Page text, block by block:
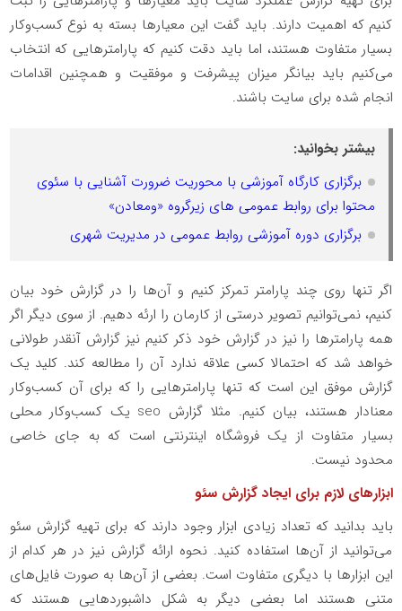
کنیم که اهمیت دارند. باید گفت این معیارها بسته به نوع کسب‌وکار
بسیار متفاوت هستند، اما باید دقت کنیم که پارامترهایی که انتخاب
می‌کنیم باید بیانگر میزان پیشرفت و موفقیت و همچنین اقدامات
انجام شده برای سایت باشند.
بیشتر بخوانید:
برگزاری کارگاه آموزشی با محوریت ضرورت آشنایی با سئوی
محتوا برای روابط عمومی های زیرگروه «ومعادن»
برگزاری دوره آموزشی روابط عمومی در مدیریت شهری
اگر تنها روی چند پارامتر تمرکز کنیم و آن‌ها را در گزارش خود بیان
کنیم، نمی‌توانیم تصویر درستی از کارمان را ارئه دهیم. از سوی دیگر اگر
همه پارامترها را نیز در گزارش خود ذکر کنیم نیز گزارش آنقدر طولانی
خواهد شد که احتمالا کسی علاقه ندارد آن را مطالعه کند. کلید یک
گزارش موفق این است که تنها پارامترهایی را که برای آن کسب‌وکار
معنادار هستند، بیان کنیم. مثلا گزارش seo یک کسب‌وکار محلی
بسیار متفاوت از یک فروشگاه اینترنتی است که به جای خاصی
محدود نیست.
ابزارهای لازم برای ایجاد گزارش سئو
باید بدانید که تعداد زیادی ابزار وجود دارند که برای تهیه گزارش سئو
می‌توانید از آن‌ها استفاده کنید. نحوه ارائه گزارش نیز در هر کدام از
این ابزارها با دیگری متفاوت است. بعضی از آن‌ها به صورت فایل‌های
متنی هستند اما بعضی دیگر به شکل داشبوردهایی هستند که